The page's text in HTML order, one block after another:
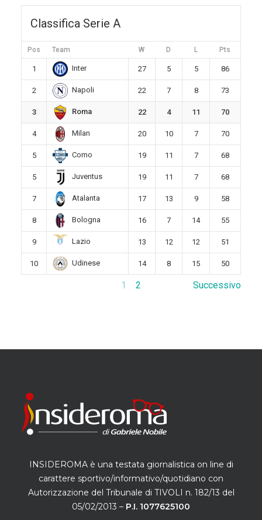
Classifica Serie A
Pos Team W D L Pts
1 Inter 27 5 5 86
2 Napoli 22 7 8 73
3 Roma 22 4 11 70
4 Milan 20 10 7 70
5 Como 19 11 7 68
5 Juventus 19 11 7 68
7 Atalanta 17 13 9 58
8 Bologna 16 7 14 55
9 Lazio 13 12 12 51
10 Udinese 14 8 15 50
1 2 Successivo
INSIDEROMA è una testata giornalistica on line di
carattere sportivo/informativo/quotidiano con
Autorizzazione del Tribunale di TIVOLI n. 182/13 del
05/02/2013 – P.I. 1077625100